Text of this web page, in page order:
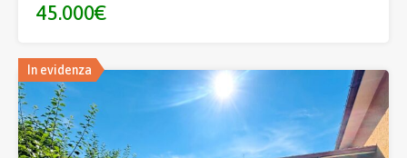
45.000€
In evidenza